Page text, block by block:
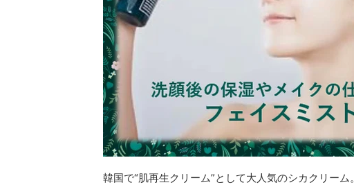
韓国で“肌再生クリーム”として大人気のシカクリーム。